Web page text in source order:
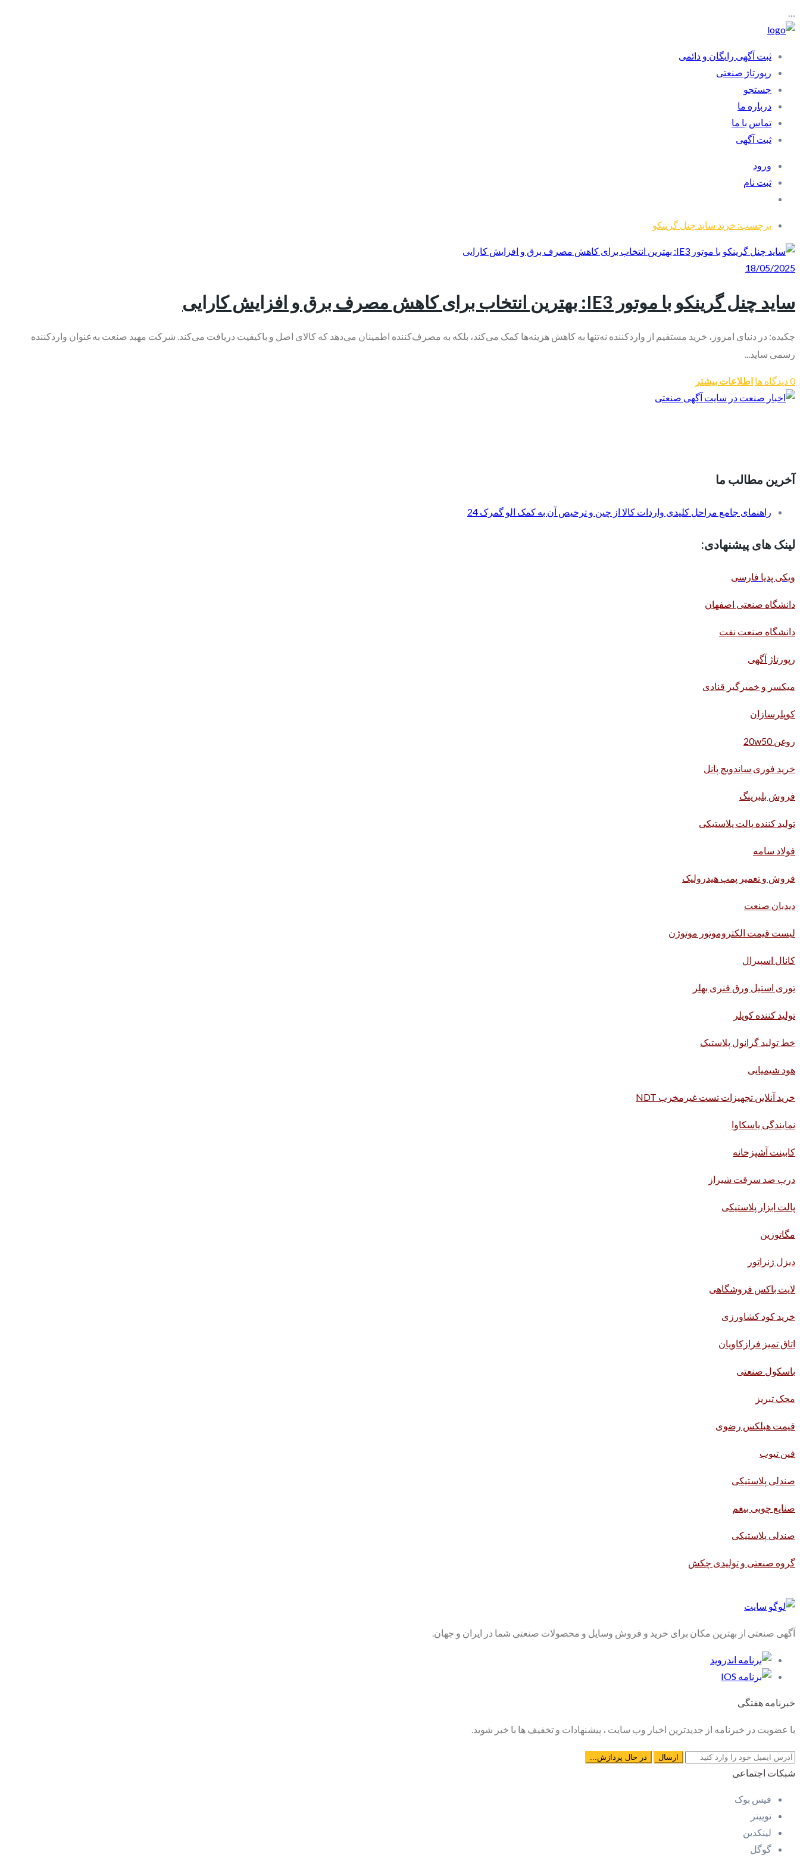
…
ثبت آگهی رایگان و دائمی
رپورتاژ صنعتی
جستجو
درباره ما
تماس با ما
ثبت آگهی
ورود
ثبت نام
برچسب: خرید ساید چنل گرینکو
18/05/2025
ساید چنل گرینکو با موتور IE3: بهترین انتخاب برای کاهش مصرف برق و افزایش کارایی
چکیده: در دنیای امروز، خرید مستقیم از واردکننده نه‌تنها به کاهش هزینه‌ها کمک می‌کند، بلکه به مصرف‌کننده اطمینان می‌دهد که کالای اصل و باکیفیت دریافت می‌کند. شرکت مهبد صنعت به‌عنوان واردکننده
رسمی ساید...
0 دیدگاه ها اطلاعات بیشتر
آخرین مطالب ما
راهنمای جامع مراحل کلیدی واردات کالا از چین و ترخیص آن به کمک الو گمرک 24
لینک های پیشنهادی:
ویکی پدیا فارسی
دانشگاه صنعتی اصفهان
دانشگاه صنعت نفت
رپورتاژ آگهی
میکسر و خمیرگیر قنادی
کوپلرسازان
روغن 20w50
خرید فوری ساندویچ پانل
فروش بلبرینگ
تولید کننده پالت پلاستیکی
فولاد سامه
فروش و تعمیر پمپ هیدرولیک
دیدبان صنعت
لیست قیمت الکتروموتور موتوژن
کانال اسپیرال
توری استیل ورق فنری بهلر
تولید کننده کوپلر
خط تولید گرانول پلاستیک
هود شیمیایی
خرید آنلاین تجهیزات تست غیرمخرب NDT
نمایندگی یاسکاوا
کابینت آشپزخانه
درب ضد سرقت شیراز
پالت ابزار پلاستیکی
مگاتوزین
دیزل ژنراتور
لایت باکس فروشگاهی
خرید کود کشاورزی
اتاق تمیز فرازکاویان
باسکول صنعتی
محک تبریز
قیمت هبلکس رضوی
فین تیوب
صندلی پلاستیکی
صنایع چوبی بیغم
صندلی پلاستیکی
گروه صنعتی و تولیدی چکش
آگهی صنعتی از بهترین مکان برای خرید و فروش وسایل و محصولات صنعتی شما در ایران و جهان.
خبرنامه هفتگی
با عضویت در خبرنامه از جدیدترین اخبار وب سایت ، پیشنهادات و تخفیف ها با خبر شوید.
شبکات اجتماعی
فیس بوک
توییتر
لینکدین
گوگل